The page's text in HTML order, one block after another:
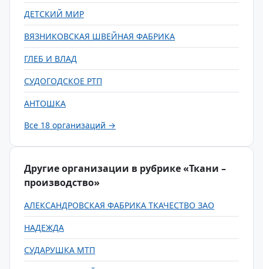
ДЕТСКИЙ МИР
ВЯЗНИКОВСКАЯ ШВЕЙНАЯ ФАБРИКА
ГЛЕБ И ВЛАД
СУДОГОДСКОЕ РТП
АНТОШКА
Все 18 организаций →
Другие организации в рубрике «Ткани –
производство»
АЛЕКСАНДРОВСКАЯ ФАБРИКА ТКАЧЕСТВО ЗАО
НАДЕЖДА
СУДАРУШКА МТП